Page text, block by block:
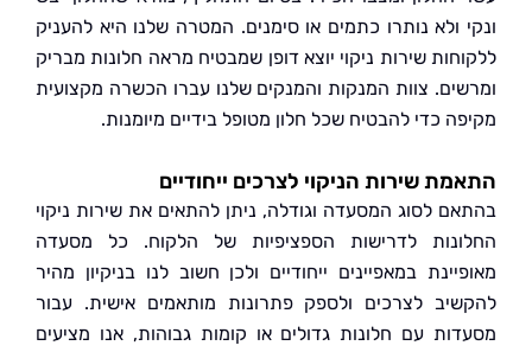
ולא נותרו כתמים או סימנים. המטרה שלנו היא להעניק
שירות ניקוי יוצא דופן שמבטיח מראה חלונות מבריק
צוות המנקות והמנקים שלנו עברו הכשרה מקצועית
כדי להבטיח שכל חלון מטופל בידיים מיומנות.
שירות הניקוי לצרכים ייחודיים
לסוג המסעדה וגודלה, ניתן להתאים את שירות ניקוי
לדרישות הספציפיות של הלקוח. כל מסעדה
במאפיינים ייחודיים ולכן חשוב לנו בניקיון מהיר
לצרכים ולספק פתרונות מותאמים אישית. עבור
עם חלונות גדולים או קומות גבוהות, אנו מציעים